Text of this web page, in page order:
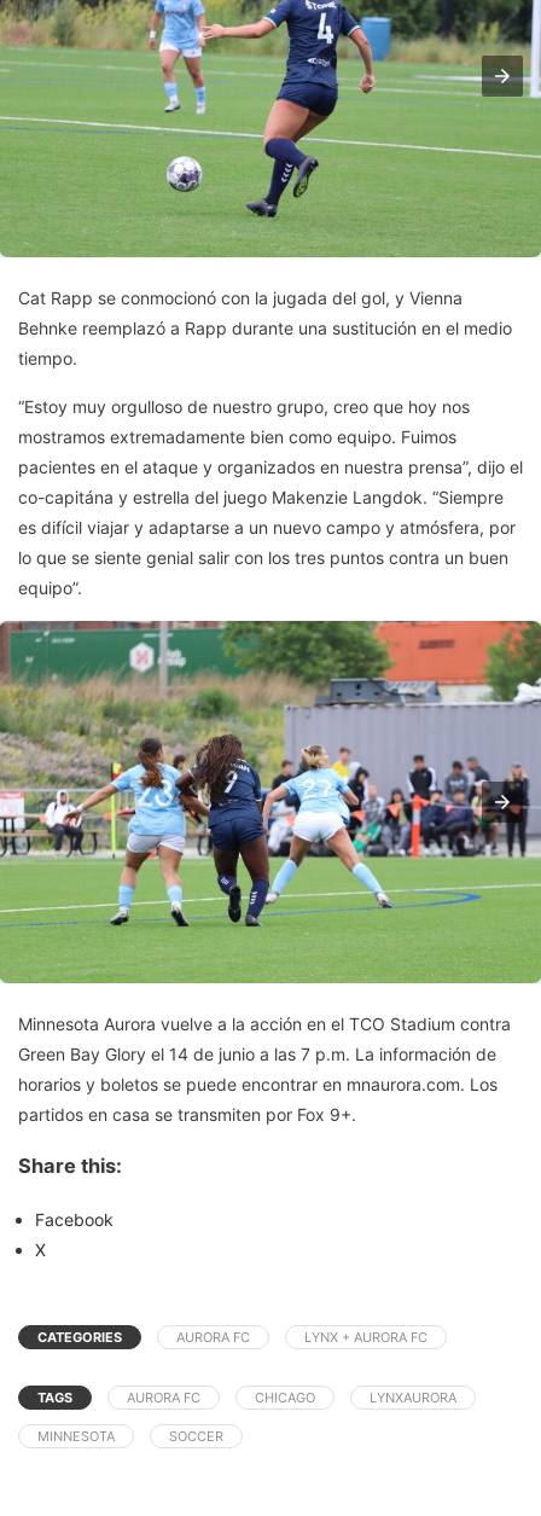
Cat Rapp se conmocionó con la jugada del gol, y Vienna
Behnke reemplazó a Rapp durante una sustitución en el medio
tiempo.
“Estoy muy orgulloso de nuestro grupo, creo que hoy nos
mostramos extremadamente bien como equipo. Fuimos
pacientes en el ataque y organizados en nuestra prensa”, dijo el
co-capitána y estrella del juego Makenzie Langdok. “Siempre
es difícil viajar y adaptarse a un nuevo campo y atmósfera, por
lo que se siente genial salir con los tres puntos contra un buen
equipo”.
Minnesota Aurora vuelve a la acción en el TCO Stadium contra
Green Bay Glory el 14 de junio a las 7 p.m. La información de
horarios y boletos se puede encontrar en mnaurora.com. Los
partidos en casa se transmiten por Fox 9+.
Share this:
Facebook
X
CATEGORIES AURORA FC LYNX + AURORA FC
TAGS AURORA FC CHICAGO LYNXAURORA
MINNESOTA SOCCER